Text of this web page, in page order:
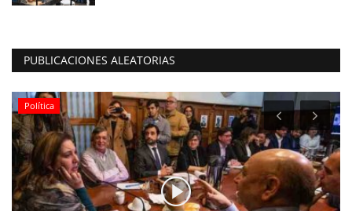
PUBLICACIONES ALEATORIAS
Espectáculos